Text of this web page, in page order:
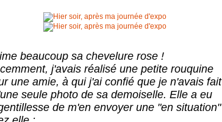
beaucoup sa chevelure rose !
j'avais réalisé une petite rouquine
une amie, à qui j'ai confié que je n'avais fait
seule photo de sa demoiselle. Elle a eu
de m'en envoyer une "en situation"